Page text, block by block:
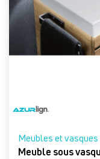
Meubles et vasques